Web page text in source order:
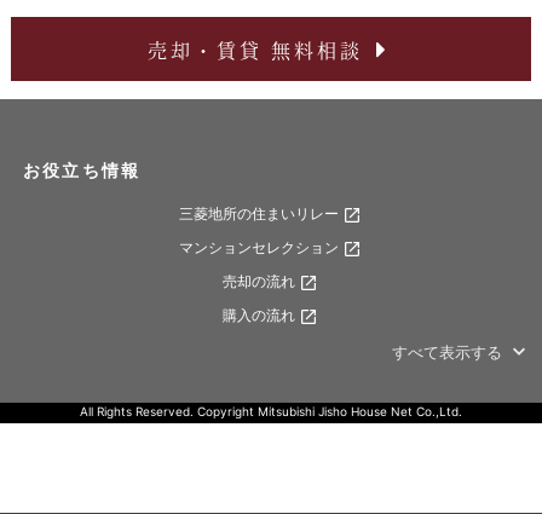
売却・賃貸 無料相談
お役立ち情報
三菱地所の住まいリレー
マンションセレクション
売却の流れ
購入の流れ
すべて表示する
All Rights Reserved. Copyright Mitsubishi Jisho House Net Co.,Ltd.